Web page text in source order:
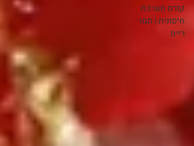
קורס מערכת
חיסונית | תמר
רייס